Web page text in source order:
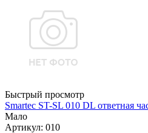
Быстрый просмотр
Smartec ST-SL 010 DL ответная
Мало
Артикул: 010